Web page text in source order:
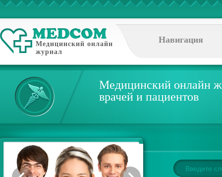
Медицинский онлайн
журнал
Навигация
Медицинский онлайн
врачей и пациентов